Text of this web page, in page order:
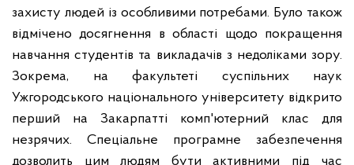
захисту людей із особливими потребами. Було також
відмічено досягнення в області щодо покращення
навчання студентів та викладачів з недоліками зору.
Зокрема, на факультеті суспільних наук
Ужгородського національного університету відкрито
перший на Закарпатті комп'ютерний клас для
незрячих. Спеціальне програмне забезпечення
дозволить цим людям бути активними під час